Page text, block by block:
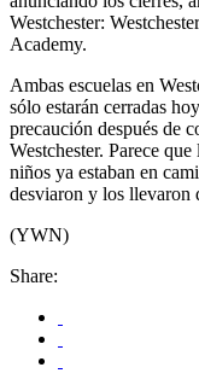
Westchester:
Academy.
Ambas escuelas en
sólo estarán cerradas
precaución después de
Westchester. Parece
niños ya estaban en
desviaron y los llevaron
(YWN)
Share: